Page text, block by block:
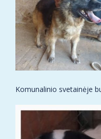
Komunalinio svetainėje